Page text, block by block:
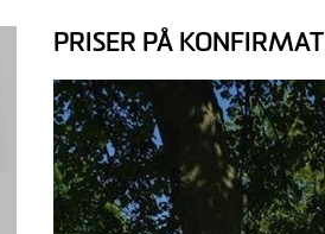
PRISER PÅ